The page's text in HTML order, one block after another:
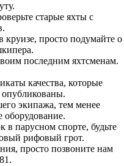
старые яхты с
круизе, просто подумайте о
последним яхтсменам.
качества, которые
опубликованы.
экипажа, тем менее
оборудование.
парусном спорте, будьте
рифовый грот.
просто позвоните нам